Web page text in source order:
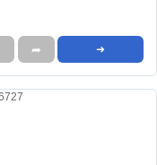
➦ ➜